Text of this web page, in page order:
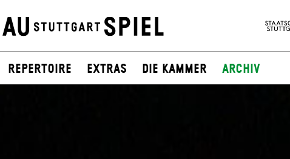
Repertoire Extras Die Kammer Archiv